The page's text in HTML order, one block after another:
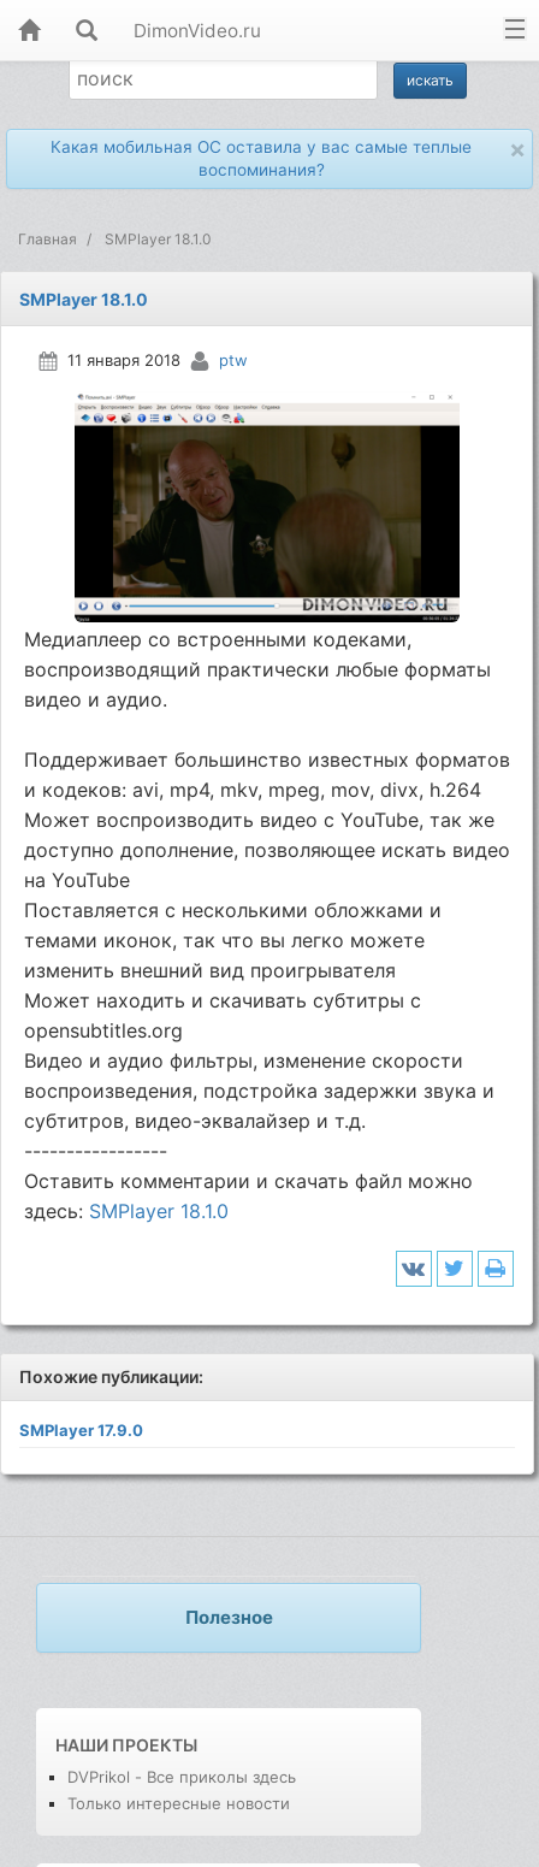
DimonVideo.ru
×
Какая мобильная ОС оставила у вас самые теплые
воспоминания?
Главная SMPlayer 18.1.0
SMPlayer 18.1.0
11 января 2018 ptw
Медиаплеер со встроенными кодеками,
воспроизводящий практически любые форматы
видео и аудио.
Поддерживает большинство известных форматов
и кодеков: avi, mp4, mkv, mpeg, mov, divx, h.264
Может воспроизводить видео с YouTube, так же
доступно дополнение, позволяющее искать видео
на YouTube
Поставляется с несколькими обложками и
темами иконок, так что вы легко можете
изменить внешний вид проигрывателя
Может находить и скачивать субтитры с
opensubtitles.org
Видео и аудио фильтры, изменение скорости
воспроизведения, подстройка задержки звука и
субтитров, видео-эквалайзер и т.д.
-----------------
Оставить комментарии и скачать файл можно
здесь: SMPlayer 18.1.0
Похожие публикации:
SMPlayer 17.9.0
Полезное
НАШИ ПРОЕКТЫ
DVPrikol - Все приколы здесь
Только интересные новости